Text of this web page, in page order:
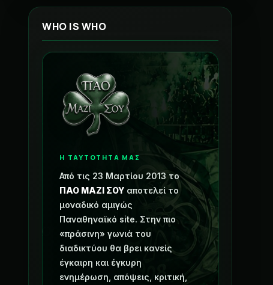
WHO IS WHO
Η ΤΑΥΤΟΤΗΤΑ ΜΑΣ
Από τις 23 Μαρτίου 2013 το
ΠΑΟ ΜΑΖΙ ΣΟΥ αποτελεί το
μοναδικό αμιγώς
Παναθηναϊκό site. Στην πιο
«πράσινη» γωνιά του
διαδικτύου θα βρει κανείς
έγκαιρη και έγκυρη
ενημέρωση, απόψεις, κριτική,